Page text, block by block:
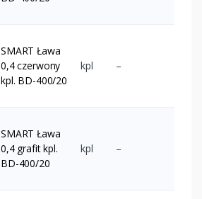
SMART Ława
0,4 czerwony
kpl. BD-400/20
kpl –
SMART Ława
0,4 grafit kpl.
BD-400/20
kpl –